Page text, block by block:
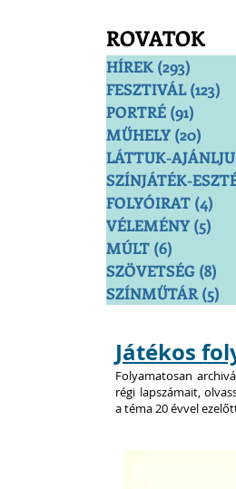
ROVATOK
HÍREK (293)
FESZTIVÁL (123)
PORTRÉ (91)
MŰHELY (20)
LÁTTUK-
SZÍNJÁTÉK-
FOLYÓIRAT (4)
VÉLEMÉNY (5)
MÚLT (6)
SZÖVETSÉG (8)
SZÍNMŰTÁR (5)
Játékos
Folyamatosan
régi lapszámait,
a téma 20 évvel